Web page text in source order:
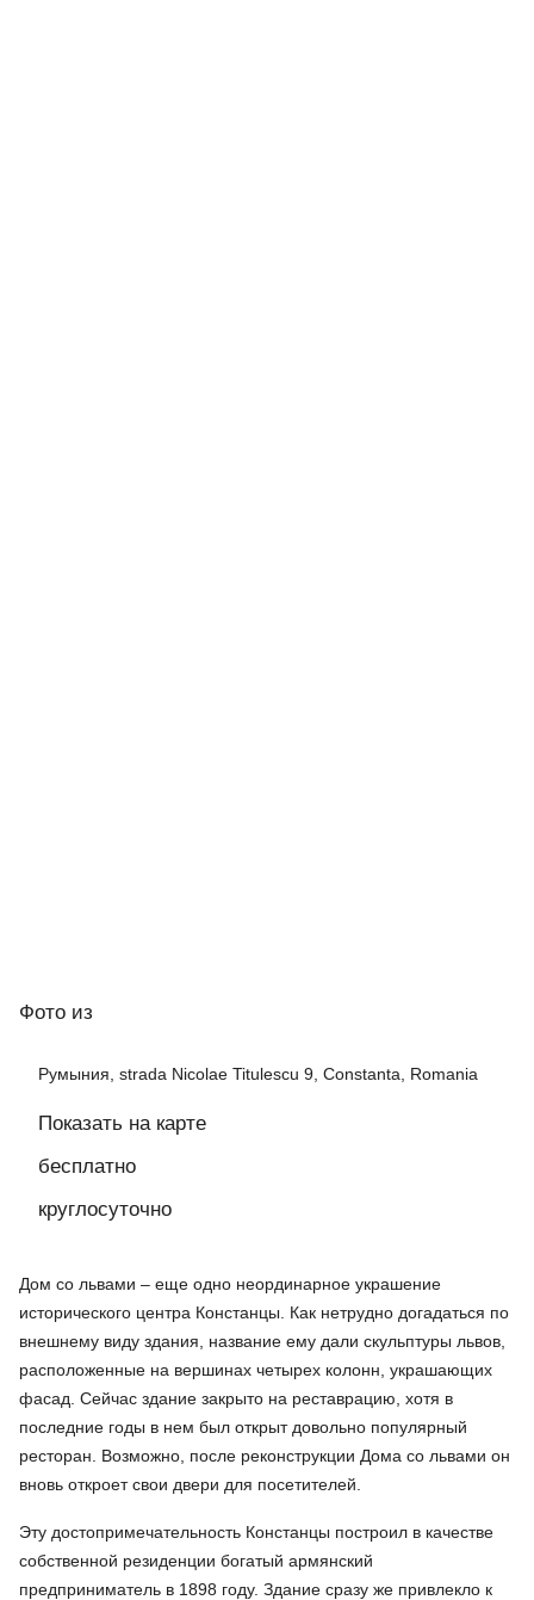
Фото из
Румыния, strada Nicolae Titulescu 9, Constanta, Romania
Показать на карте
бесплатно
круглосуточно
Дом со львами – еще одно неординарное украшение
исторического центра Констанцы. Как нетрудно догадаться по
внешнему виду здания, название ему дали скульптуры львов,
расположенные на вершинах четырех колонн, украшающих
фасад. Сейчас здание закрыто на реставрацию, хотя в
последние годы в нем был открыт довольно популярный
ресторан. Возможно, после реконструкции Дома со львами он
вновь откроет свои двери для посетителей.
Эту достопримечательность Констанцы построил в качестве
собственной резиденции богатый армянский
предприниматель в 1898 году. Здание сразу же привлекло к